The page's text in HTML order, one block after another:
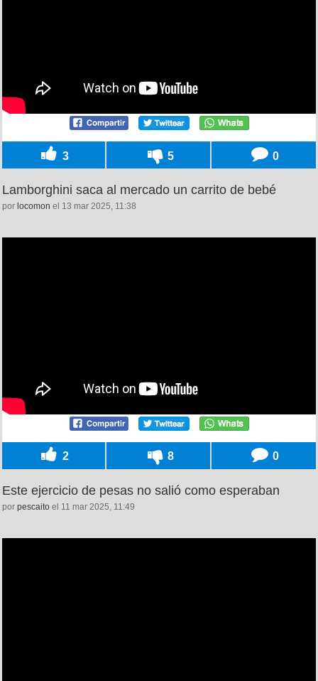
3 5 0
Lamborghini saca al mercado un carrito de bebé
por locomon el 13 mar 2025, 11:38
2 8 0
Este ejercicio de pesas no salió como esperaban
por pescaito el 11 mar 2025, 11:49